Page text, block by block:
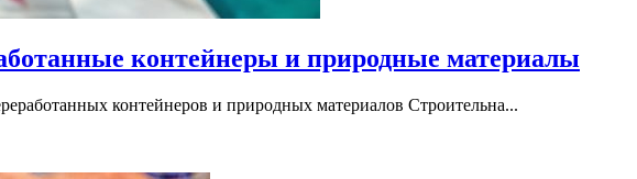
контейнеры и природные материалы
контейнеров и природных материалов Строительна...